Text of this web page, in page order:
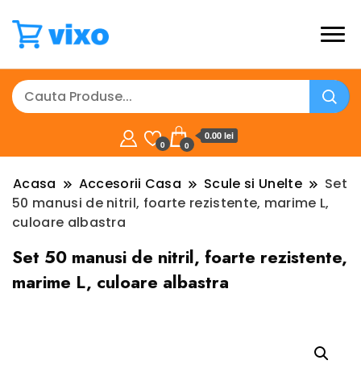
0 0
0.00 lei
Acasa Accesorii Casa Scule si Unelte
Set
50 manusi de nitril, foarte rezistente, marime L,
culoare albastra
Set 50 manusi de nitril, foarte rezistente,
marime L, culoare albastra